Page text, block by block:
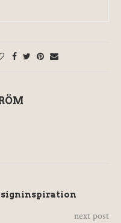
next post